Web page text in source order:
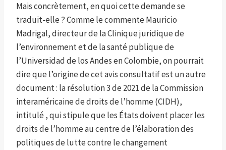
Mais concrètement, en quoi cette demande se
traduit-elle ? Comme le commente Mauricio
Madrigal, directeur de la Clinique juridique de
l’environnement et de la santé publique de
l’Universidad de los Andes en Colombie, on pourrait
dire que l’origine de cet avis consultatif est un autre
document : la résolution 3 de 2021 de la Commission
interaméricaine de droits de l’homme (CIDH),
intitulé , qui stipule que les États doivent placer les
droits de l’homme au centre de l’élaboration des
politiques de lutte contre le changement